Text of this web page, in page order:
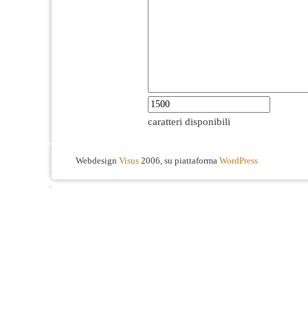
caratteri disponibili
Webdesign Visus 2006, su piattaforma WordPress